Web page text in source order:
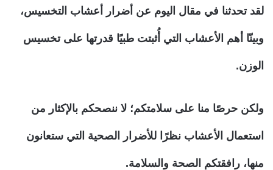
لقد تحدثنا في مقال اليوم عن أضرار أعشاب التخسيس،
وبينّا أهم الأعشاب التي أُثبتت طبيًا قدرتها على تخسيس
الوزن.
ولكن حرصًا منا على سلامتكم؛ لا ننصحكم بالإكثار من
استعمال الأعشاب نظرًا للأضرار الصحية التي ستعانون
منها، رافقتكم الصحة والسلامة.